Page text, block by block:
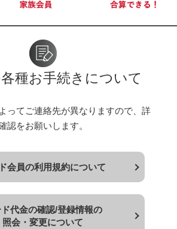
種お手続きについて
ってご連絡先が異なりますので、詳
認をお願いします。
会員の利用規約について
ド代金の確認/登録情報の
照会・変更について